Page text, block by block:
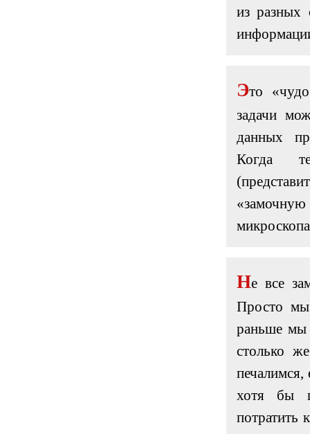
из разных
Это
задачи
данных
Когда
Не все
Просто мы
раньше мы
столько
хотя бы
потратить